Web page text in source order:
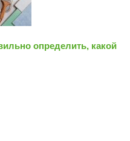
определить, какой